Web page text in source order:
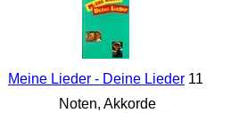
Meine Lieder - Deine Lieder11
Noten, Akkorde